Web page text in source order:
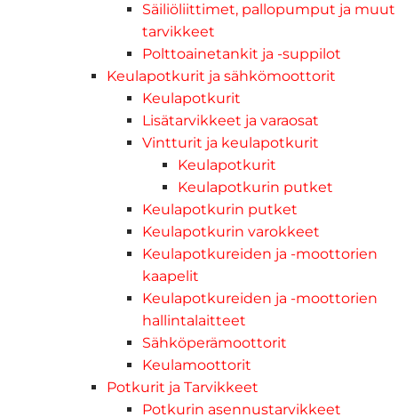
Säiliöliittimet, pallopumput ja muut
tarvikkeet
Polttoainetankit ja -suppilot
Keulapotkurit ja sähkömoottorit
Keulapotkurit
Lisätarvikkeet ja varaosat
Vintturit ja keulapotkurit
Keulapotkurit
Keulapotkurin putket
Keulapotkurin putket
Keulapotkurin varokkeet
Keulapotkureiden ja -moottorien
kaapelit
Keulapotkureiden ja -moottorien
hallintalaitteet
Sähköperämoottorit
Keulamoottorit
Potkurit ja Tarvikkeet
Potkurin asennustarvikkeet